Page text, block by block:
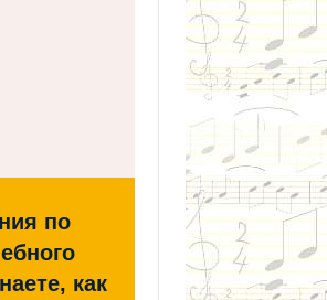
по
как